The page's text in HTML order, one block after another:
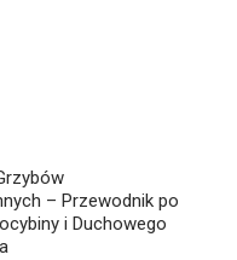
– Przewodnik po
i Duchowego